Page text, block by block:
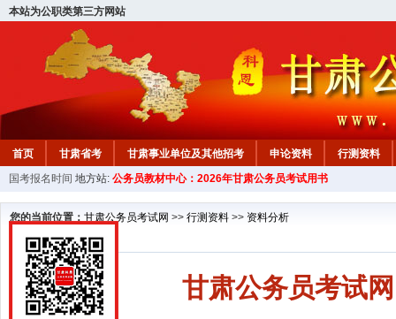
本站为公职类第三方网站
首页 甘肃省考 甘肃事业单位及其他招考 申论资料
行测资料
国考报名时间 地方站: 公务员教材中心：2026年甘肃公务员考试用书
您的当前位置： 甘肃公务员考试网 >> 行测资料 >> 资料分析
甘肃公务员考试